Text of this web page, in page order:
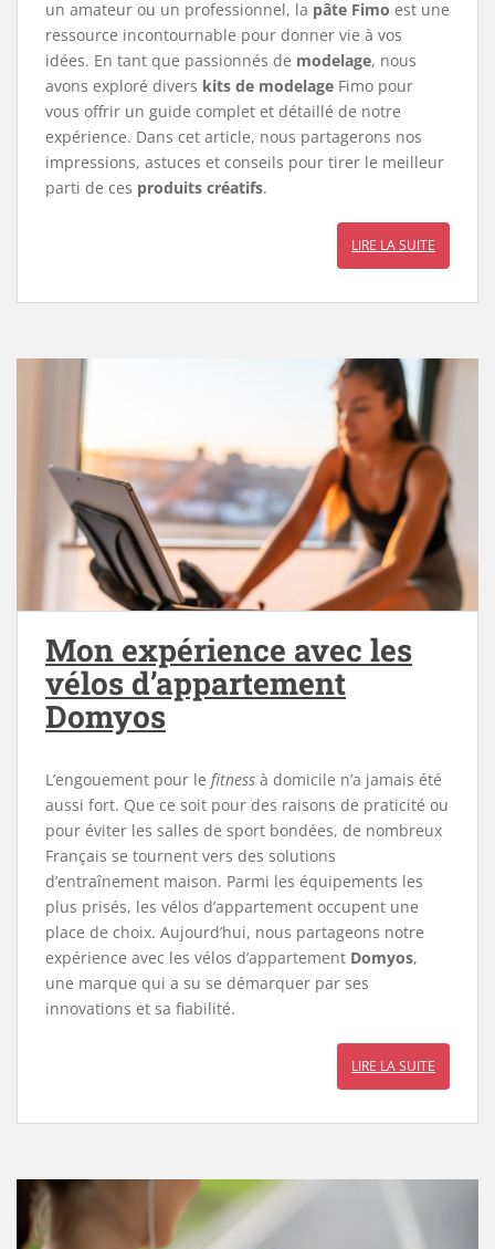
un amateur ou un professionnel, la pâte Fimo est une
ressource incontournable pour donner vie à vos
idées. En tant que passionnés de modelage, nous
avons exploré divers kits de modelage Fimo pour
vous offrir un guide complet et détaillé de notre
expérience. Dans cet article, nous partagerons nos
impressions, astuces et conseils pour tirer le meilleur
parti de ces produits créatifs.
LIRE LA SUITE
Mon expérience avec les
vélos d’appartement
Domyos
L’engouement pour le fitness à domicile n’a jamais été
aussi fort. Que ce soit pour des raisons de praticité ou
pour éviter les salles de sport bondées, de nombreux
Français se tournent vers des solutions
d’entraînement maison. Parmi les équipements les
plus prisés, les vélos d’appartement occupent une
place de choix. Aujourd’hui, nous partageons notre
expérience avec les vélos d’appartement Domyos,
une marque qui a su se démarquer par ses
innovations et sa fiabilité.
LIRE LA SUITE